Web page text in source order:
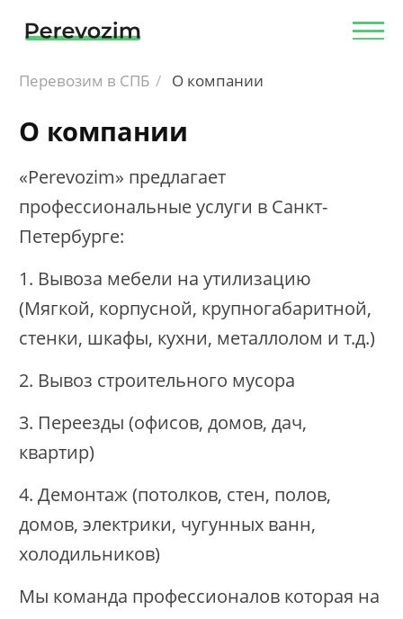
Перевозим в СПБ О компании
О компании
«Perevozim» предлагает
профессиональные услуги в Санкт-
Петербурге:
1. Вывоза мебели на утилизацию
(Мягкой, корпусной, крупногабаритной,
стенки, шкафы, кухни, металлолом и т.д.)
2. Вывоз строительного мусора
3. Переезды (офисов, домов, дач,
квартир)
4. Демонтаж (потолков, стен, полов,
домов, электрики, чугунных ванн,
холодильников)
Мы команда профессионалов которая на